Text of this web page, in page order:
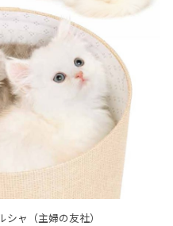
ャ（主婦の友社）